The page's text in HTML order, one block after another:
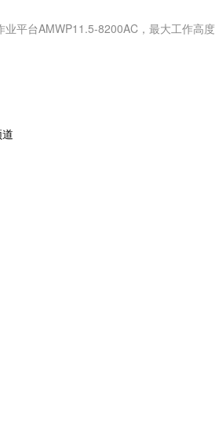
平台AMWP11.5-8200AC，最大工作高度